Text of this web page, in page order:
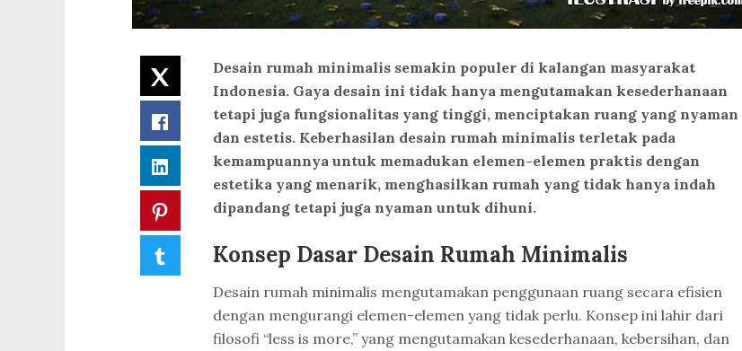
Twitter
Facebook
LinkedIn
Pinterest
Tumblr
Desain rumah minimalis semakin populer di kalangan masyarakat
Indonesia. Gaya desain ini tidak hanya mengutamakan kesederhanaan
tetapi juga fungsionalitas yang tinggi, menciptakan ruang yang nyaman
dan estetis. Keberhasilan desain rumah minimalis terletak pada
kemampuannya untuk memadukan elemen-elemen praktis dengan
estetika yang menarik, menghasilkan rumah yang tidak hanya indah
dipandang tetapi juga nyaman untuk dihuni.
Konsep Dasar Desain Rumah Minimalis
Desain rumah minimalis mengutamakan penggunaan ruang secara efisien
dengan mengurangi elemen-elemen yang tidak perlu. Konsep ini lahir dari
filosofi “less is more,” yang mengutamakan kesederhanaan, kebersihan, dan